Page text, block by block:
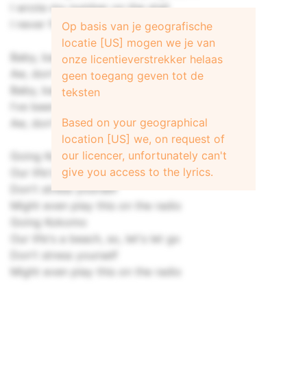
I wrote my number on the stall
I never figured you would call
Baby, baby, baby, baby, baby
Aw, don't leave me, baby
Baby, baby, only lately maybe
I’ve been dreaming of ya
Aw, don't leave me, mumma
Going Kokomo
Our life's a beach, so, let’s let go
Don't stress yourself
Might even play this on the radio
Going Kokomo
Our life's a beach, so, let's let go
Don't stress yourself
Might even play this on the radio
Op basis van je geografische
locatie [US] mogen we je van
onze licentieverstrekker helaas
geen toegang geven tot de
teksten
Based on your geographical
location [US] we, on request of
our licencer, unfortunately can't
give you access to the lyrics.